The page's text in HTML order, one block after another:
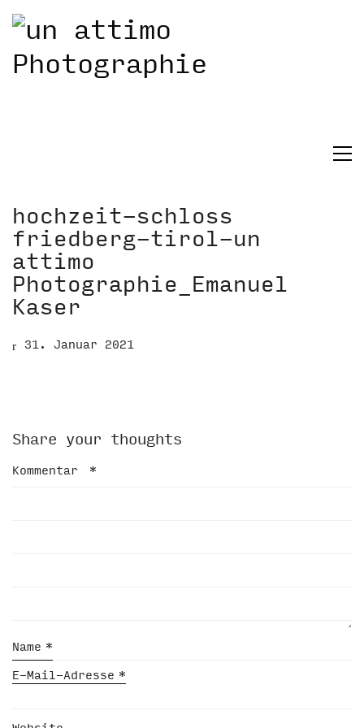
hochzeit-schloss
friedberg-tirol-un
attimo
Photographie_Emanuel
Kaser
31. Januar 2021
Share your thoughts
Kommentar *
Name *
E-Mail-Adresse *